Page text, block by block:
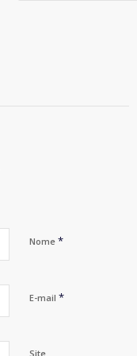
Nome *
E-mail *
Site